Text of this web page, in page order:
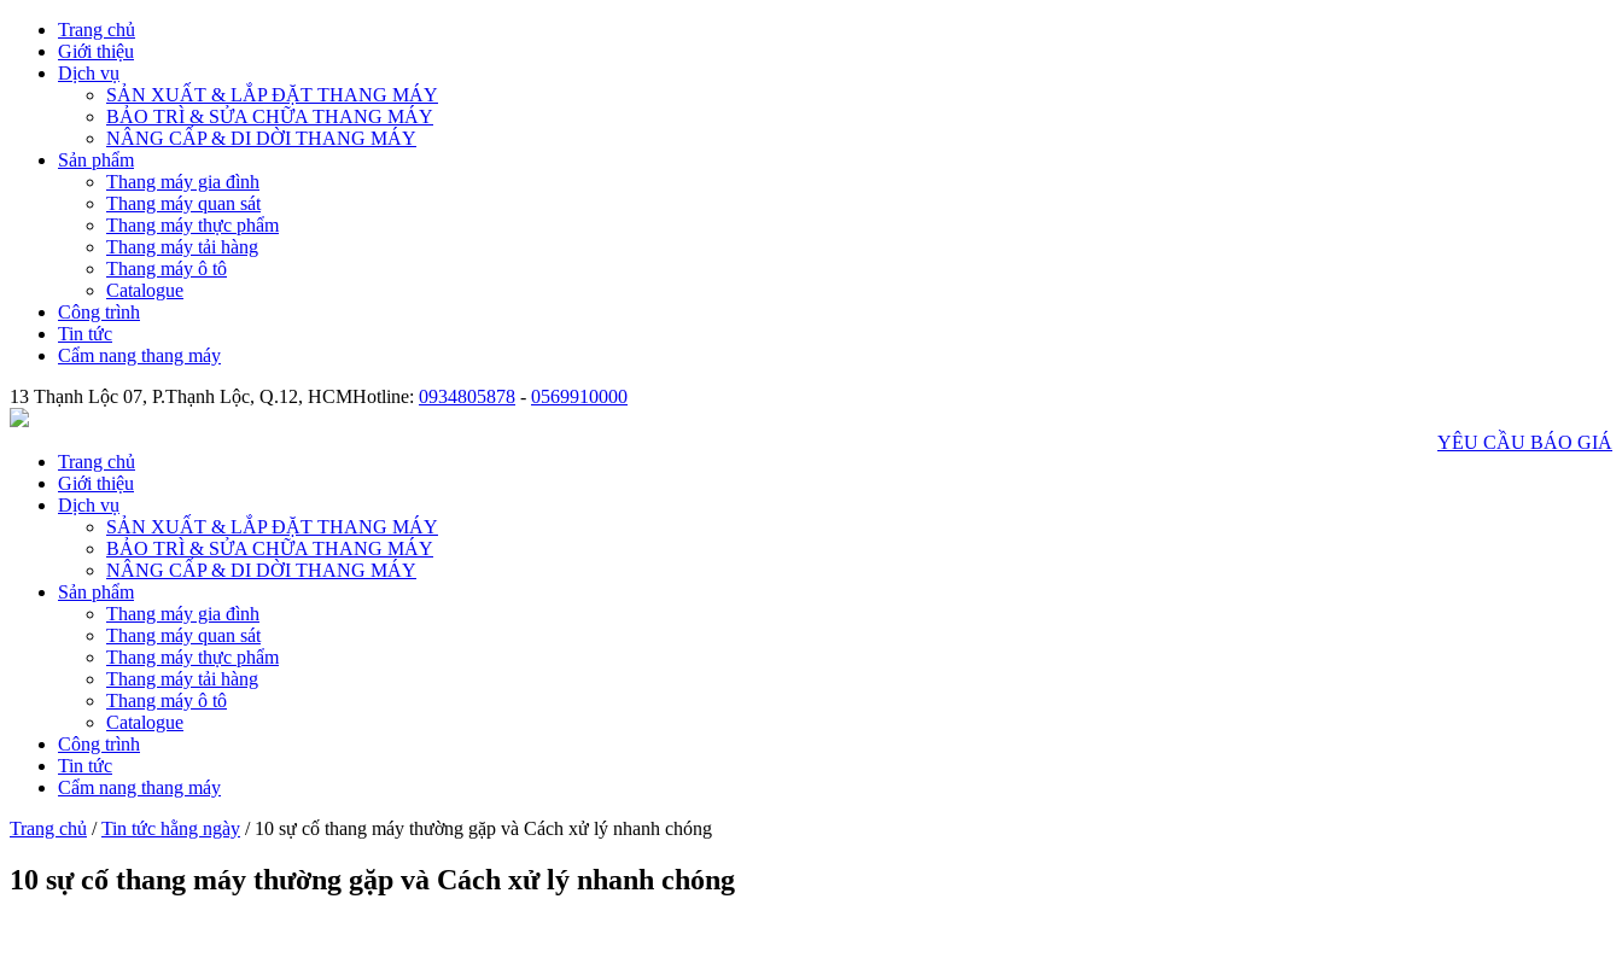
Trang chủ
Giới thiệu
Dịch vụ
SẢN XUẤT & LẮP ĐẶT THANG MÁY
BẢO TRÌ & SỬA CHỮA THANG MÁY
NÂNG CẤP & DI DỜI THANG MÁY
Sản phẩm
Thang máy gia đình
Thang máy quan sát
Thang máy thực phẩm
Thang máy tải hàng
Thang máy ô tô
Catalogue
Công trình
Tin tức
Cẩm nang thang máy
13 Thạnh Lộc 07, P.Thạnh Lộc, Q.12, HCMHotline: 0934805878 - 0569910000
YÊU CẦU BÁO GIÁ
Trang chủ
Giới thiệu
Dịch vụ
SẢN XUẤT & LẮP ĐẶT THANG MÁY
BẢO TRÌ & SỬA CHỮA THANG MÁY
NÂNG CẤP & DI DỜI THANG MÁY
Sản phẩm
Thang máy gia đình
Thang máy quan sát
Thang máy thực phẩm
Thang máy tải hàng
Thang máy ô tô
Catalogue
Công trình
Tin tức
Cẩm nang thang máy
Trang chủ /Tin tức hằng ngày / 10 sự cố thang máy thường gặp và Cách xử lý nhanh chóng
10 sự cố thang máy thường gặp và Cách xử lý nhanh chóng